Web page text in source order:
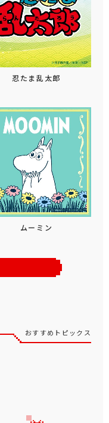
忍たま乱太郎
ムーミン
おすすめトピックス